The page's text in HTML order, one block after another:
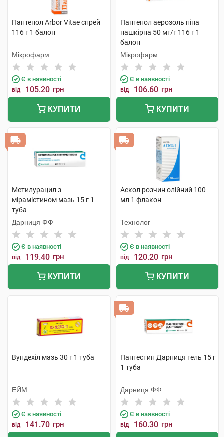
Пантенол Arbor Vitae спрей
116 г 1 балон
Мікрофарм
Є в наявності
від 105.20 грн
КУПИТИ
Пантенол аерозоль піна
нашкірна 50 мг/г 116 г 1
балон
Мікрофарм
Є в наявності
від 106.60 грн
КУПИТИ
Метилурацил з
мірамістином мазь 15 г 1
туба
Дарниця ФФ
Є в наявності
від 119.40 грн
КУПИТИ
Аекол розчин олійний 100
мл 1 флакон
Технолог
Є в наявності
від 120.20 грн
КУПИТИ
Вундехіл мазь 30 г 1 туба
ЕЙМ
Є в наявності
від 141.70 грн
Пантестин Дарниця гель 15 г
1 туба
Дарниця ФФ
Є в наявності
від 160.30 грн